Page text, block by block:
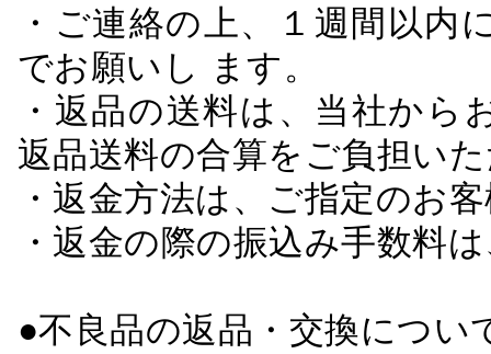
・ご連絡の上、１週間以
でお願いし ます。
・返品の送料は、当社か
返品送料の合算をご負担い
・返金方法は、ご指定のお
・返金の際の振込み手数料
●不良品の返品・交換につい